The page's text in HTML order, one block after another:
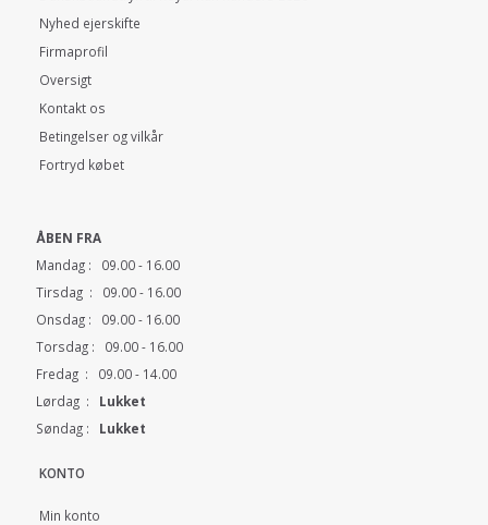
Nyhed ejerskifte
Firmaprofil
Oversigt
Kontakt os
Betingelser og vilkår
Fortryd købet
ÅBEN FRA
Mandag : 09.00 - 16.00
Tirsdag : 09.00 - 16.00
Onsdag : 09.00 - 16.00
Torsdag : 09.00 - 16.00
Fredag : 09.00 - 14.00
Lørdag : Lukket
Søndag : Lukket
KONTO
Min konto